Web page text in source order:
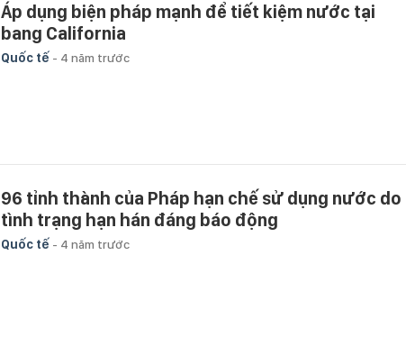
Áp dụng biện pháp mạnh để tiết kiệm nước tại
bang California
Quốc tế - 4 năm trước
96 tỉnh thành của Pháp hạn chế sử dụng nước do
tình trạng hạn hán đáng báo động
Quốc tế - 4 năm trước